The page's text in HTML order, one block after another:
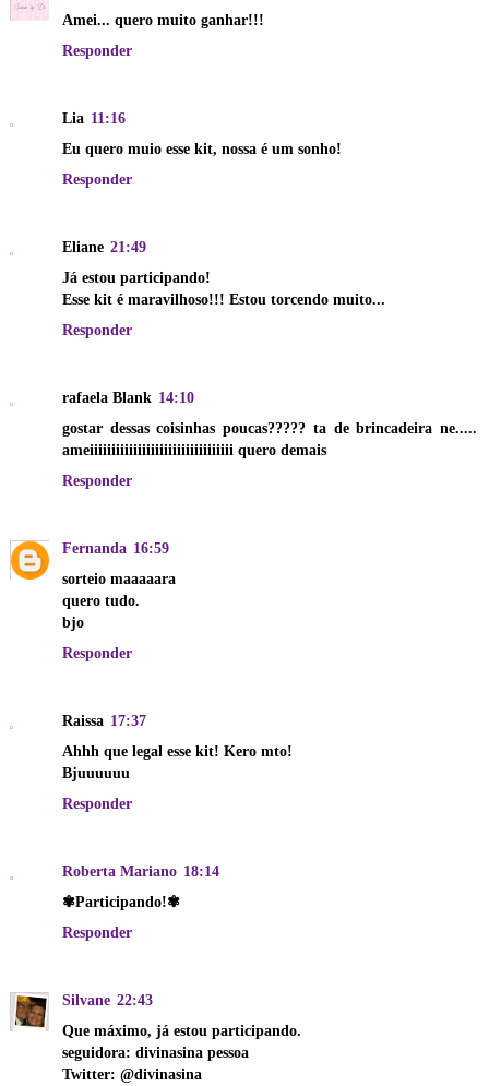
Amei... quero muito ganhar!!!
Responder
Lia 11:16
Eu quero muio esse kit, nossa é um sonho!
Responder
Eliane 21:49
Já estou participando!
Esse kit é maravilhoso!!! Estou torcendo muito...
Responder
rafaela Blank 14:10
gostar dessas coisinhas poucas????? ta de brincadeira ne.....
ameiiiiiiiiiiiiiiiiiiiiiiiiiiiiiiiii quero demais
Responder
Fernanda 16:59
sorteio maaaaara
quero tudo.
bjo
Responder
Raissa 17:37
Ahhh que legal esse kit! Kero mto!
Bjuuuuuu
Responder
Roberta Mariano 18:14
✾Participando!✾
Responder
Silvane 22:43
Que máximo, já estou participando.
seguidora: divinasina pessoa
Twitter: @divinasina